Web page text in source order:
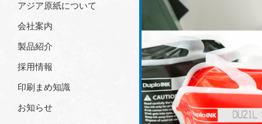
アジア原紙について
会社案内
製品紹介
採用情報
印刷まめ知識
お知らせ